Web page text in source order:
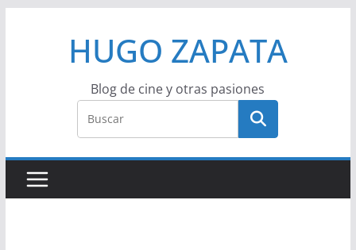
HUGO ZAPATA
Blog de cine y otras pasiones